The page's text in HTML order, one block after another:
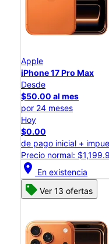
Apple
iPhone 17 Pro Max
Desde
$50.00 al mes
por 24 meses
Hoy
$0.00
de pago inicial +
Precio normal:
location_on En existencia
Ver 13 ofertas